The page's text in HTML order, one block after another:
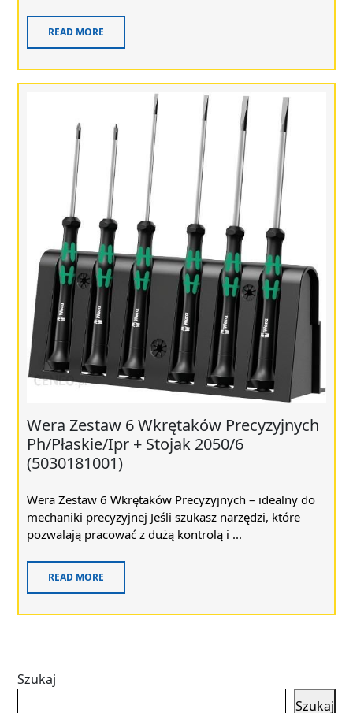
READ MORE
Wera Zestaw 6 Wkrętaków Precyzyjnych
Ph/Płaskie/Ipr + Stojak 2050/6
(5030181001)
Wera Zestaw 6 Wkrętaków Precyzyjnych – idealny do
mechaniki precyzyjnej Jeśli szukasz narzędzi, które
pozwalają pracować z dużą kontrolą i ...
READ MORE
Szukaj
Szukaj